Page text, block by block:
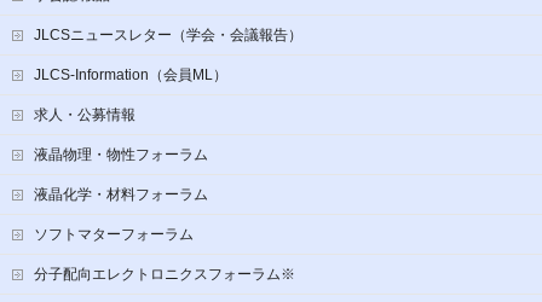
JLCSニュースレター（学会・会議報告）
JLCS-Information（会員ML）
求人・公募情報
液晶物理・物性フォーラム
液晶化学・材料フォーラム
ソフトマターフォーラム
分子配向エレクトロニクスフォーラム※